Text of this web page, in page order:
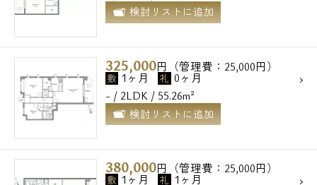
検討リストに追加
325,000円（管理費：25,000円）
敷 1ヶ月 礼 0ヶ月
- / 2LDK / 55.26m²
検討リストに追加
380,000円（管理費：25,000円）
敷 1ヶ月 礼 1ヶ月